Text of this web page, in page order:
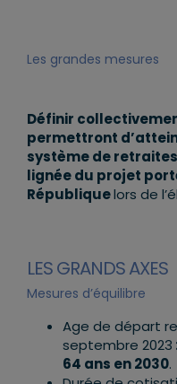
Les grandes mesures
Définir
permettront
système de retraites
lignée du projet
Républiquelors de
LES GRANDS AXES
Mesures d’équilibre
Age de départ
septembre 2023
64 ans en 2030.